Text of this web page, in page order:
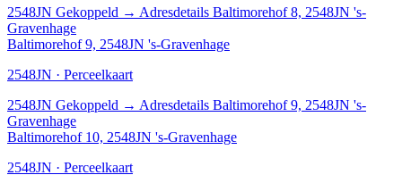
2548JN Gekoppeld → Adresdetails Baltimorehof 8, 2548JN 's-
Gravenhage
Baltimorehof 9, 2548JN 's-Gravenhage
2548JN · Perceelkaart
2548JN Gekoppeld → Adresdetails Baltimorehof 9, 2548JN 's-
Gravenhage
Baltimorehof 10, 2548JN 's-Gravenhage
2548JN · Perceelkaart